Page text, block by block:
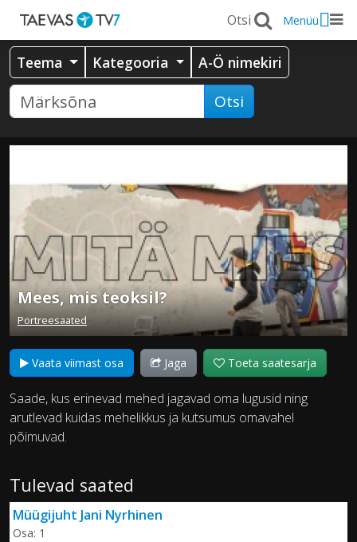
Menüü
Teema Kategooria A-Ö nimekiri
Otsi
Mees, mis teoksil?
Portreesaated
Vaata viimast osa Jaga Toeta saatesarja
Saade, kus erinevad mehed jagavad oma lugusid ning
arutlevad kuidas mehelikkus ja kutsumus omavahel
põimuvad.
Tulevad saated
Müügijuht Jani Nyrhinen
Osa: 1